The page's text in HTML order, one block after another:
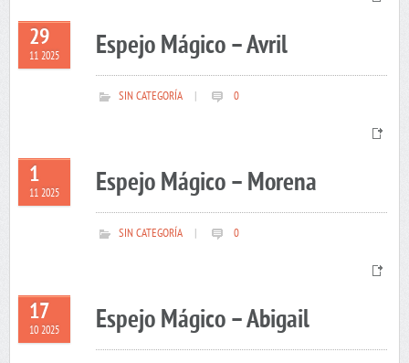
29
11 2025 Espejo Mágico – Avril
SIN CATEGORÍA 0
1
11 2025 Espejo Mágico – Morena
SIN CATEGORÍA 0
17
10 2025 Espejo Mágico – Abigail